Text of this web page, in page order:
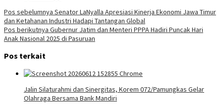
Navigasi
pos
Pos sebelumnya Senator LaNyalla Apresiasi Kinerja Ekonomi Jawa Timur
dan Ketahanan Industri Hadapi Tantangan Global
Pos berikutnya Gubernur Jatim dan Menteri PPPA Hadiri Puncak Hari
Anak Nasional 2025 di Pasuruan
Pos terkait
Jalin Silaturahmi dan Sinergitas, Korem 072/Pamungkas Gelar
Olahraga Bersama Bank Mandiri